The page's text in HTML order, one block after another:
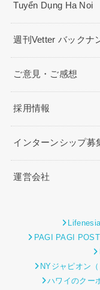
Tuyển Dụng Ha Noi
週刊Vetter バックナ
ご意見・ご感想
採用情報
インターンシップ募
運営会社
PAGI PAGI
NYジャピオン
ハワイのクー